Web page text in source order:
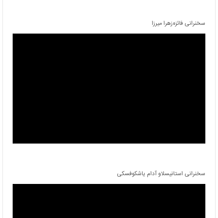
سخنرانی فائزه‌زهرا میرزا
سخنرانی استانیسلاو آدام یاشکوفسکی